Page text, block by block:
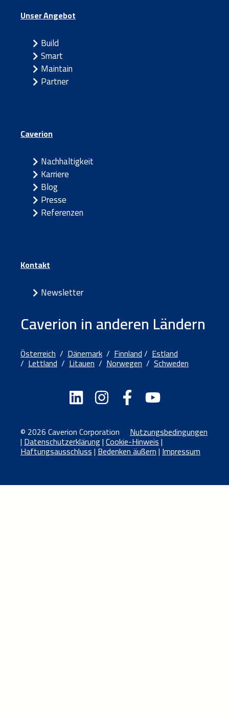
Unser Angebot
Build
Smart
Maintain
Partner
Caverion
Nachhaltigkeit
Karriere
Blog
Presse
Referenzen
Kontakt
Newsletter
Caverion in anderen Ländern
Österreich / Dänemark / Finnland/ Estland
/ Lettland / Litauen / Norwegen / Schweden
© 2026 Caverion Corporation Nutzungsbedingungen
|Datenschutzerklärung|Cookie-Hinweis|
Haftungsausschluss|Bedenken äußern|Impressum